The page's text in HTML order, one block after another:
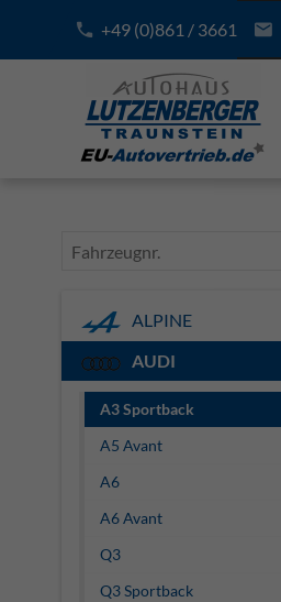
+49 (0)861 / 3661
Fahrzeugnr.
ALPINE
AUDI
A3 Sportback
A5 Avant
A6
A6 Avant
Q3
Q3 Sportback